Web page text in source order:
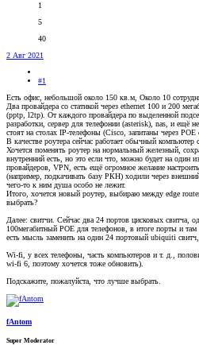
1
5
40
2 Авг 2021
#1
Есть офис, небольшой около 150 кв.м, Около 10
Два провайдера со статикой через ethernet 100 и 200
(pptp, l2tp). От каждого провайдера по выделенной
разработки, сервер для телефонии (asterisk), nas, и ещё
стоят на столах IP-телефоны (Cisco, запитаны через POE
В качестве роутера сейчас работает обычный компьютер с
Хочется поменять роутер на нормальный железный,
внутренний есть, но это если что, можно будет на один
провайдеров, VPN, есть ещё огромное желание
(например, подкачивать базу РКН) ходили через
чего-то к ним душа особо не лежит.
Итого, хочется новый роутер, выбираю между edge
выбрать?
Далее: свитчи. Сейчас два 24 портов цисковых свитча,
100мегабитный POE для телефонов, в итоге порты и
есть мысль заменить на один 24 портовый ubiquiti
Wi-fi, у всех телефоны, часть компьютеров и т. д.,
wi-fi 6, поэтому хочется тоже обновить).
Подскажите, пожалуйста, что лучше выбрать.
fAntom
Super Moderator